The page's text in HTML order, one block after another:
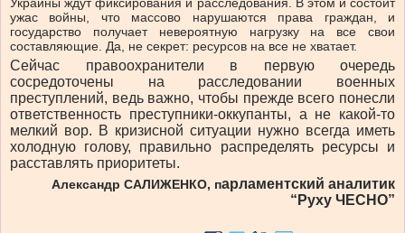
Украины ждут фиксирования и расследования. В этом и состоит
ужас войны, что массово нарушаются права граждан, и
государство получает невероятную нагрузку на все свои
составляющие. Да, не секрет: ресурсов на все не хватает.
Сейчас правоохранители в первую очередь
сосредоточены на расследовании военных
преступлений, ведь важно, чтобы прежде всего понесли
ответственность преступники-оккупанты, а не какой-то
мелкий вор. В кризисной ситуации нужно всегда иметь
холодную голову, правильно распределять ресурсы и
расставлять приоритеты.
Александр САЛИЖЕНКО, парламентский аналитик
“Руху ЧЕСНО”